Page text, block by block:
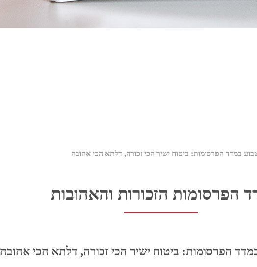
במדד הפרסומות: ביטוח ישיר הכי זכורה, דלתא הכי אהובה
הפרסומות הזכורות והאהובות
הפרסומות: ביטוח ישיר הכי זכורה, דלתא הכי אהובה